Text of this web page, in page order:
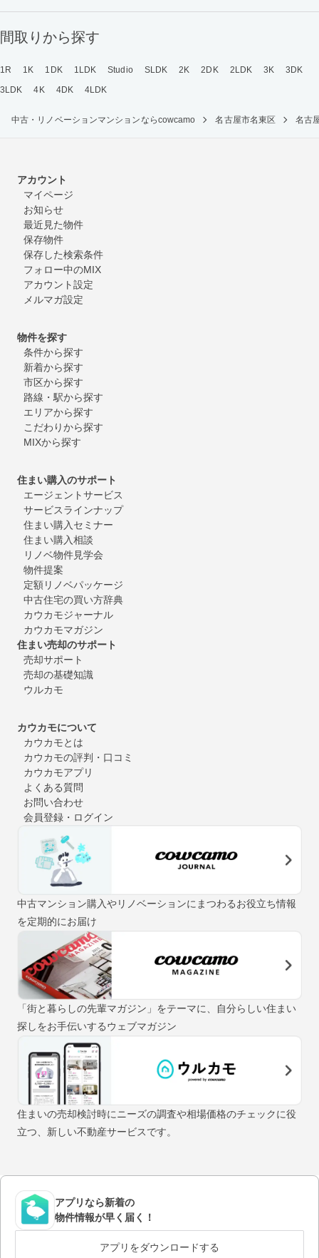
間取りから探す
1R 1K 1DK 1LDK Studio SLDK 2K 2DK 2LDK 3K
3DK
3LDK
4K 4DK 4LDK
中古・リノベーションマンションならcowcamo 名古屋市名東区 名古
アカウント
マイページ
お知らせ
最近見た物件
保存物件
保存した検索条件
フォロー中のMIX
アカウント設定
メルマガ設定
物件を探す
条件から探す
新着から探す
市区から探す
路線・駅から探す
エリアから探す
こだわりから探す
MIXから探す
住まい購入のサポート
エージェントサービス
サービスラインナップ
住まい購入セミナー
住まい購入相談
リノベ物件見学会
物件提案
定額リノベパッケージ
中古住宅の買い方辞典
カウカモジャーナル
カウカモマガジン
住まい売却のサポート
売却サポート
売却の基礎知識
ウルカモ
カウカモについて
カウカモとは
カウカモの評判・口コミ
カウカモアプリ
よくある質問
お問い合わせ
会員登録・ログイン
中古マンション購入やリノベーションにまつわるお役立ち情報
を定期的にお届け
「街と暮らしの先輩マガジン」をテーマに、自分らしい住まい
探しをお手伝いするウェブマガジン
住まいの売却検討時にニーズの調査や相場価格のチェックに役
立つ、新しい不動産サービスです。
アプリなら新着の
物件情報が早く届く！
アプリをダウンロードする